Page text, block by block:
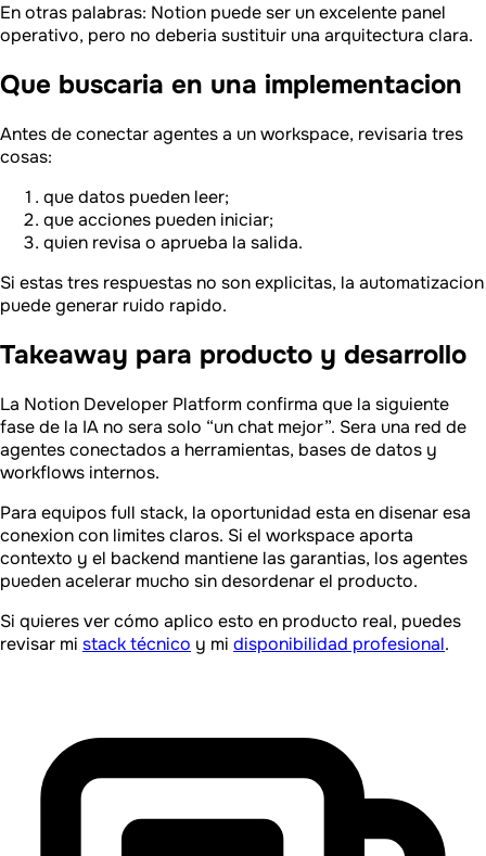
En otras palabras: Notion puede ser un excelente panel
operativo, pero no deberia sustituir una arquitectura clara.
Que buscaria en una implementacion
Antes de conectar agentes a un workspace, revisaria tres
cosas:
que datos pueden leer;
que acciones pueden iniciar;
quien revisa o aprueba la salida.
Si estas tres respuestas no son explicitas, la automatizacion
puede generar ruido rapido.
Takeaway para producto y desarrollo
La Notion Developer Platform confirma que la siguiente
fase de la IA no sera solo “un chat mejor”. Sera una red de
agentes conectados a herramientas, bases de datos y
workflows internos.
Para equipos full stack, la oportunidad esta en disenar esa
conexion con limites claros. Si el workspace aporta
contexto y el backend mantiene las garantias, los agentes
pueden acelerar mucho sin desordenar el producto.
Si quieres ver cómo aplico esto en producto real, puedes
revisar mi stack técnico y mi disponibilidad profesional.